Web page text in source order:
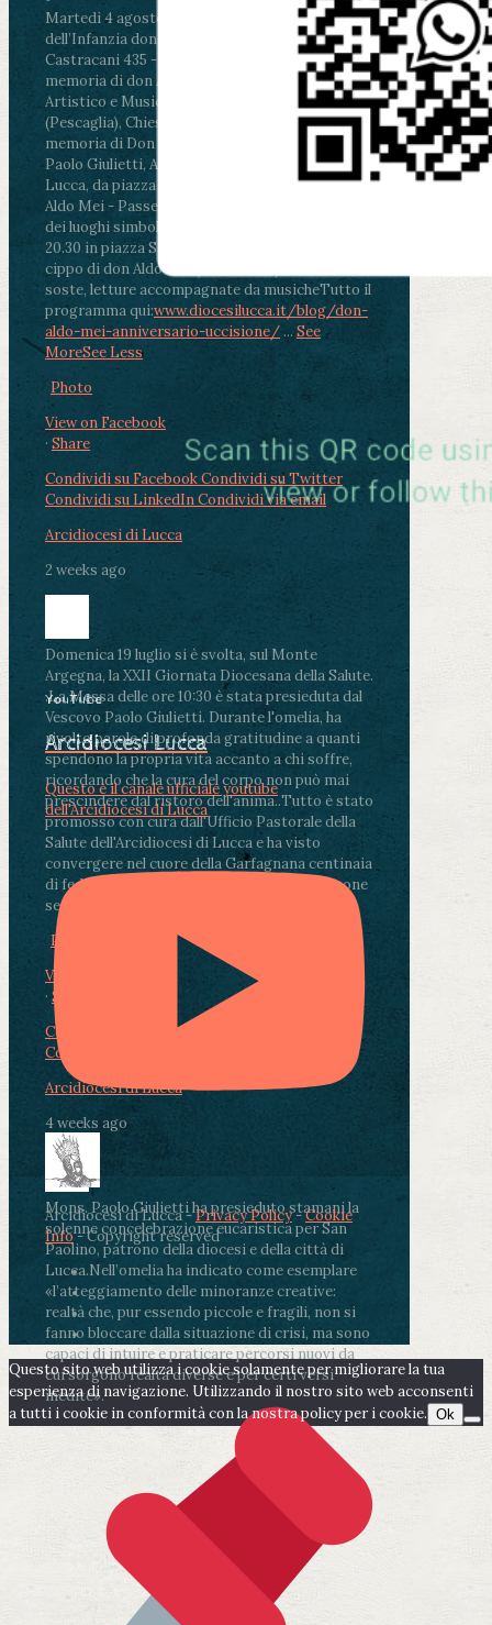
Martedì 4 agosto2026
ore 11:30 - Lucca, Scuola
dell’Infanzia don Aldo Mei - Viale Castruccio
Castracani 435 - Inaugurazione murales in
memoria di don Aldo Mei curato dal Liceo
Artistico e Musicale “Passaglia”
ore 18 - Fiano
(Pescaglia), Chiesa parrocchiale - Messa in
memoria di Don Aldo Mei celebrata da mons.
Paolo Giulietti, Arcivescovo di Lucca
ore 20.30 -
Lucca, da piazza San Michele al Cippo di don
Aldo Mei - Passeggiata della Memoria in alcuni
dei luoghi simbolo della città. Ritrovo alle ore
20.30 in piazza San Michele con conclusione al
cippo di don Aldo Mei (Porta Elisa). Durante le
soste, letture accompagnate da musicheTutto il
programma qui:www.diocesilucca.it/blog/don-
aldo-mei-anniversario-uccisione/ ... See
MoreSee Less
Photo
View on Facebook
· Share
Condividi su FacebookCondividi su Twitter
Condividi su LinkedInCondividi via email
Arcidiocesi di Lucca
2 weeks ago
Domenica 19 luglio si è svolta, sul Monte
Argegna, la XXII Giornata Diocesana della Salute.
.La Messa delle ore 10:30 è stata presieduta dal
Vescovo Paolo Giulietti. Durante l'omelia, ha
rivolto parole di profonda gratitudine a quanti
spendono la propria vita accanto a chi soffre,
ricordando che la cura del corpo non può mai
prescindere dal ristoro dell'anima..Tutto è stato
promosso con cura dall'Ufficio Pastorale della
Salute dell'Arcidiocesi di Lucca e ha visto
convergere nel cuore della Garfagnana centinaia
di fedeli, operatori sanitari, volontari e persone
segnate dalla malattia.
Photo
View on Facebook
· Share
Condividi su Facebook
Condividi su LinkedIn
Arcidiocesi di Lucca
4 weeks ago
Mons. Paolo Giulietti ha presieduto stamani la
solenne concelebrazione eucaristica per San
Paolino, patrono della diocesi e della città di
Lucca.Nell’omelia ha indicato come esemplare
«l’atteggiamento delle minoranze creative:
realtà che, pur essendo piccole e fragili, non si
fanno bloccare dalla situazione di crisi, ma sono
capaci di intuire e praticare percorsi nuovi da
cui sorgono realtà diverse e per certi versi
inedite».
YouTube
Arcidiocesi Lucca
Questo è il canale ufficiale youtube
dell'Arcidiocesi di Lucca
Arcidiocesi di Lucca -Privacy Policy-Cookie
Info- Copyright reserved
Questo sito web utilizza i cookie solamente per migliorare la tua
esperienza di navigazione. Utilizzando il nostro sito web acconsenti
a tutti i cookie in conformità con la nostra policy per i cookie. Ok